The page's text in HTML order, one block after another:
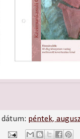
dátum: péntek,